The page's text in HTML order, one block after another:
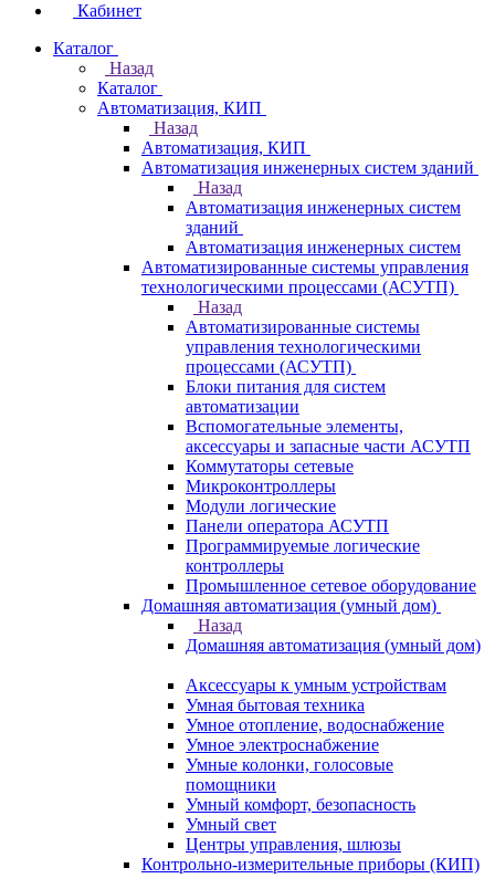
Кабинет
Каталог
Назад
Каталог
Автоматизация, КИП
Назад
Автоматизация, КИП
Автоматизация инженерных систем зданий
Назад
Автоматизация инженерных систем
зданий
Автоматизация инженерных систем
Автоматизированные системы управления
технологическими процессами (АСУТП)
Назад
Автоматизированные системы
управления технологическими
процессами (АСУТП)
Блоки питания для систем
автоматизации
Вспомогательные элементы,
аксессуары и запасные части АСУТП
Коммутаторы сетевые
Микроконтроллеры
Модули логические
Панели оператора АСУТП
Программируемые логические
контроллеры
Промышленное сетевое оборудование
Домашняя автоматизация (умный дом)
Назад
Домашняя автоматизация (умный дом)
Аксессуары к умным устройствам
Умная бытовая техника
Умное отопление, водоснабжение
Умное электроснабжение
Умные колонки, голосовые
помощники
Умный комфорт, безопасность
Умный свет
Центры управления, шлюзы
Контрольно-измерительные приборы (КИП)